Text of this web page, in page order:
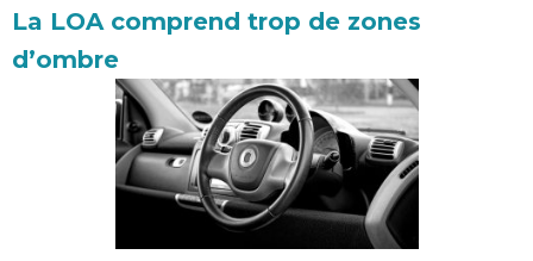
La LOA comprend trop de zones
d’ombre